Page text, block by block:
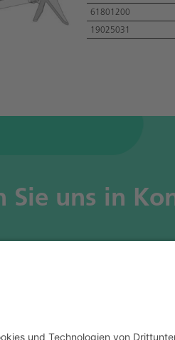
61801200
19025031
Sie uns in